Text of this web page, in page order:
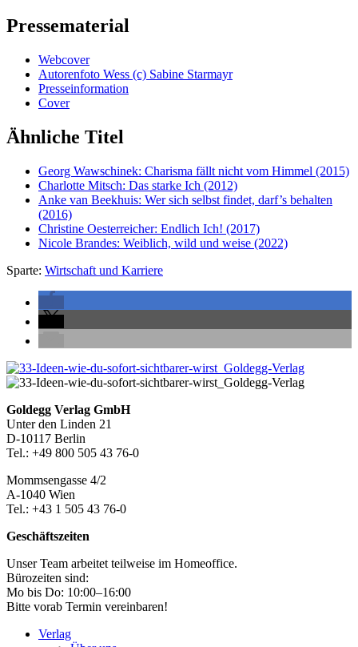
Pressematerial
Webcover
Autorenfoto Wess (c) Sabine Starmayr
Presseinformation
Cover
Ähnliche Titel
Georg Wawschinek: Charisma fällt nicht vom Himmel (2015)
Charlotte Mitsch: Das starke Ich (2012)
Anke van Beekhuis: Wer sich selbst findet, darf’s behalten
(2016)
Christine Oesterreicher: Endlich Ich! (2017)
Nicole Brandes: Weiblich, wild und weise (2022)
Sparte: Wirtschaft und Karriere
Seitenleiste
Footer-
Section
Goldegg Verlag GmbH
Unter den Linden 21
D-10117 Berlin
Tel.: +49 800 505 43 76-0
Mommsengasse 4/2
A-1040 Wien
Tel.: +43 1 505 43 76-0
Geschäftszeiten
Unser Team arbeitet teilweise im Homeoffice.
Bürozeiten sind:
Mo bis Do: 10:00–16:00
Bitte vorab Termin vereinbaren!
Verlag